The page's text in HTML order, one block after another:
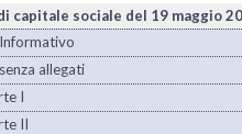
capitale sociale del 19 maggio
allegati
I
II